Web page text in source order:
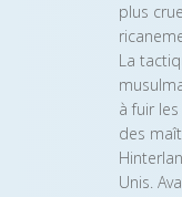
plus
La
à fuir
des
Unis.